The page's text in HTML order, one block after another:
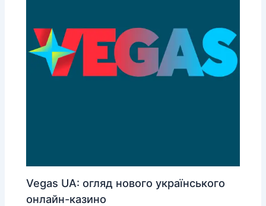
Vegas UA: огляд нового українського
онлайн-казино